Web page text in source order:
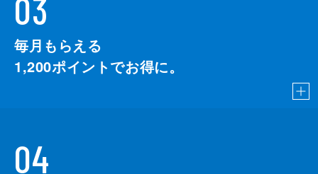
03
毎月もらえる
1,200ポイントでお得に。
04